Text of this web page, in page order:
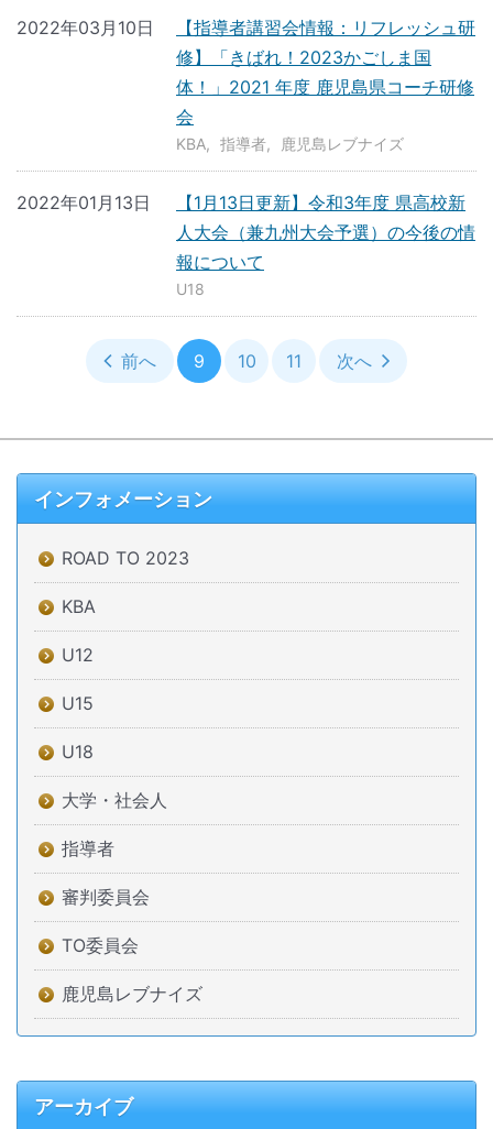
【指導者講習会情報：リフレッシュ研
修】「きばれ！2023かごしま国
体！」2021 年度 鹿児島県コーチ研修
会
2022年03月10日
KBA 指導者 鹿児島レブナイズ
【1月13日更新】令和3年度 県高校新
人大会（兼九州大会予選）の今後の情
報について
2022年01月13日
U18
前へ 9 10 11 次へ
インフォメーション
ROAD TO 2023
KBA
U12
U15
U18
大学・社会人
指導者
審判委員会
TO委員会
鹿児島レブナイズ
アーカイブ